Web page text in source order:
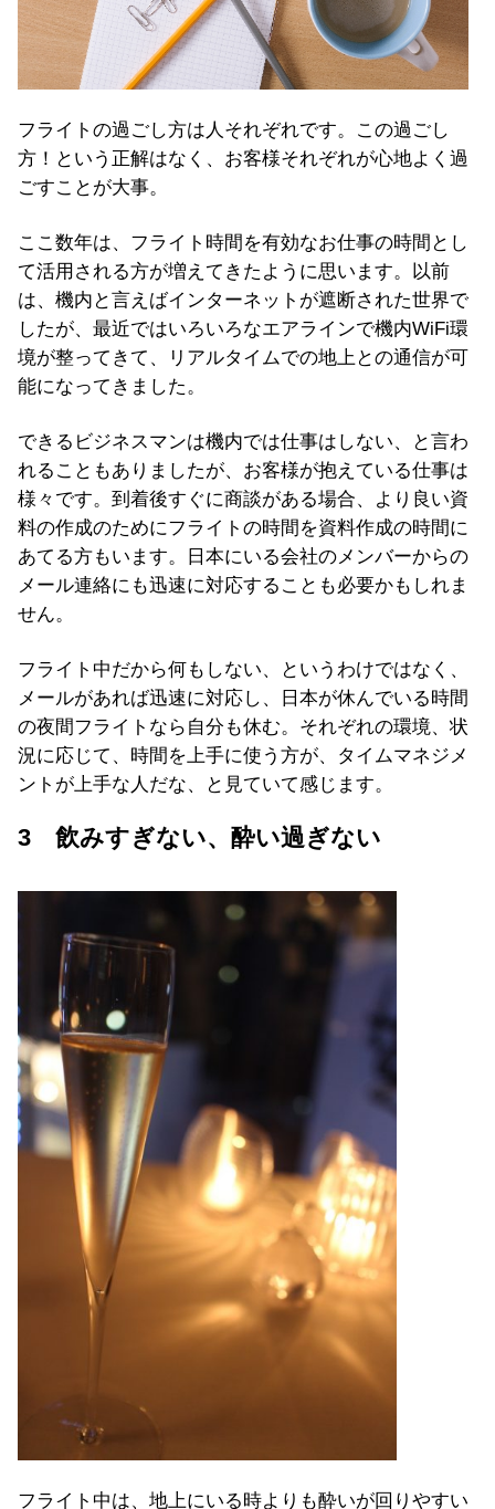
フライトの過ごし方は人それぞれです。この過ごし
方！という正解はなく、お客様それぞれが心地よく過
ごすことが大事。
ここ数年は、フライト時間を有効なお仕事の時間とし
て活用される方が増えてきたように思います。以前
は、機内と言えばインターネットが遮断された世界で
したが、最近ではいろいろなエアラインで機内WiFi環
境が整ってきて、リアルタイムでの地上との通信が可
能になってきました。
できるビジネスマンは機内では仕事はしない、と言わ
れることもありましたが、お客様が抱えている仕事は
様々です。到着後すぐに商談がある場合、より良い資
料の作成のためにフライトの時間を資料作成の時間に
あてる方もいます。日本にいる会社のメンバーからの
メール連絡にも迅速に対応することも必要かもしれま
せん。
フライト中だから何もしない、というわけではなく、
メールがあれば迅速に対応し、日本が休んでいる時間
の夜間フライトなら自分も休む。それぞれの環境、状
況に応じて、時間を上手に使う方が、タイムマネジメ
ントが上手な人だな、と見ていて感じます。
3 飲みすぎない、酔い過ぎない
フライト中は、地上にいる時よりも酔いが回りやすい